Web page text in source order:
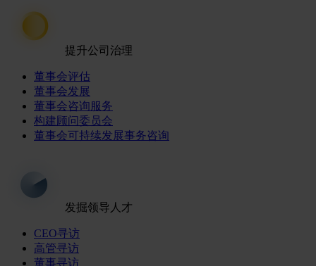
提升公司治理
董事会评估
董事会发展
董事会咨询服务
构建顾问委员会
董事会可持续发展事务咨询
发掘领导人才
CEO寻访
高管寻访
董事寻访